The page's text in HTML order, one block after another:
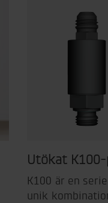
Utökat K100-
K100 är en
unik